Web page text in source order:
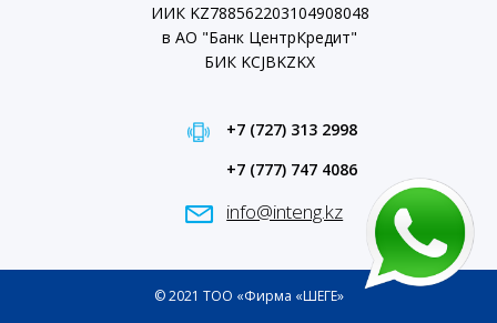
ИИК KZ788562203104908048
в АО "Банк ЦентрКредит"
БИК KCJBKZKX
+7 (727) 313 2998
+7 (777) 747 4086
info@inteng.kz
© 2021 ТОО «Фирма «ШЕГЕ»